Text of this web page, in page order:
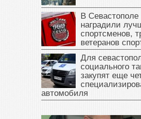
В Севастополе
наградили
спортсменов,
ветеранов
Для
социального
закупят еще
автомобиля